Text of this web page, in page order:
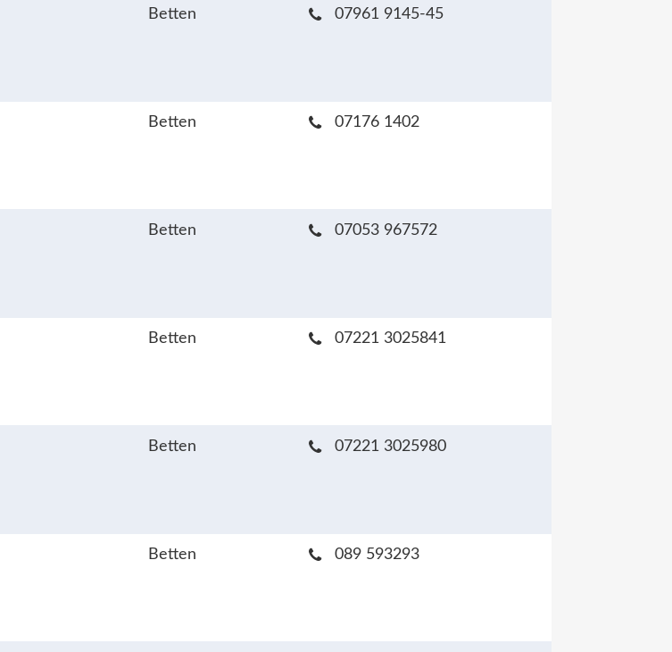
Betten 07961 9145-45
Betten 07176 1402
Betten 07053 967572
Betten 07221 3025841
Betten 07221 3025980
Betten 089 593293